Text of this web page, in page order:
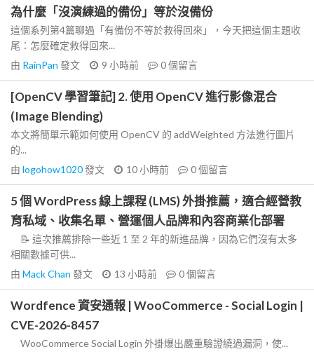
為什麼「沒演練過的備份」等於沒備份
這個系列第4篇聊過「有備份不等於救得回來」，今天把這個主題收
尾：怎麼確定救得回來...
由 RainPan 發文 9 小時前 0個留言
[OpenCV 學習筆記] 2. 使用 OpenCV 進行影像混合
(Image Blending)
本文將簡單示範如何使用 OpenCV 的 addWeighted 方法進行圖片
的...
由 logohow1020發文 10 小時前 0個留言
5 個 WordPress 線上課程 (LMS) 外掛推薦，適合經營教
育私域、收集名單、營運個人品牌和內容商業化部署
📝 這次推薦排除一些近 1 至 2 年的新進品牌，因為它們沒有太多
相關數據可供...
由 Mack Chan 發文 13 小時前 0個留言
Wordfence 資安通報 | WooCommerce - Social Login |
CVE-2026-8457
WooCommerce Social Login 外掛爆出嚴重驗證繞過漏洞，使...